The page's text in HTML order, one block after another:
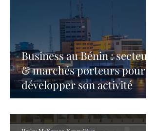
Business au Bénin : secteurs
& marchés porteurs pour
développer son activité